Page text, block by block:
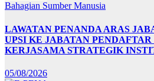
Bahagian Sumber Manusia
LAWATAN PENANDA ARAS
UPSI KE JABATAN
KERJASAMA STRATEGIK
05/08/2026